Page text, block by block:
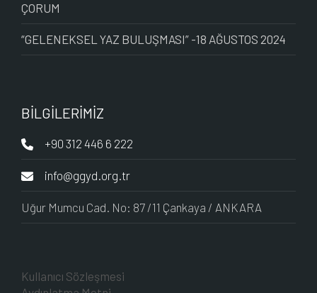
ÇORUM
“GELENEKSEL YAZ BULUŞMASI” -18 AĞUSTOS 2024
BİLGİLERİMİZ
+90 312 446 6 222
info@ggyd.org.tr
Uğur Mumcu Cad. No: 87 /11 Çankaya / ANKARA
Kullanıcı Sözleşmesi